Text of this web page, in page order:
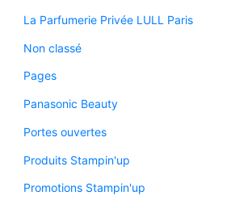
La Parfumerie Privée LULL Paris
Non classé
Pages
Panasonic Beauty
Portes ouvertes
Produits Stampin'up
Promotions Stampin'up